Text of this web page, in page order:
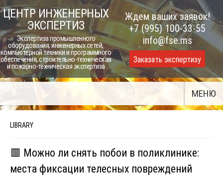
Skip
to
content
ЦЕНТР ИНЖЕНЕРНЫХ
ЭКСПЕРТИЗ
Экспертиза промышленного
оборудования, инженерных сетей,
компьютерной техники и программного
обеспечения, строительно-техническая
и пожарно-техническая экспертиза
Ждем ваших заявок!
+7 (995) 100-33-55
info@fse.ms
Заказать экспертизу
МЕНЮ
LIBRARY
🟥 Можно ли снять побои в поликлинике:
места фиксации телесных повреждений